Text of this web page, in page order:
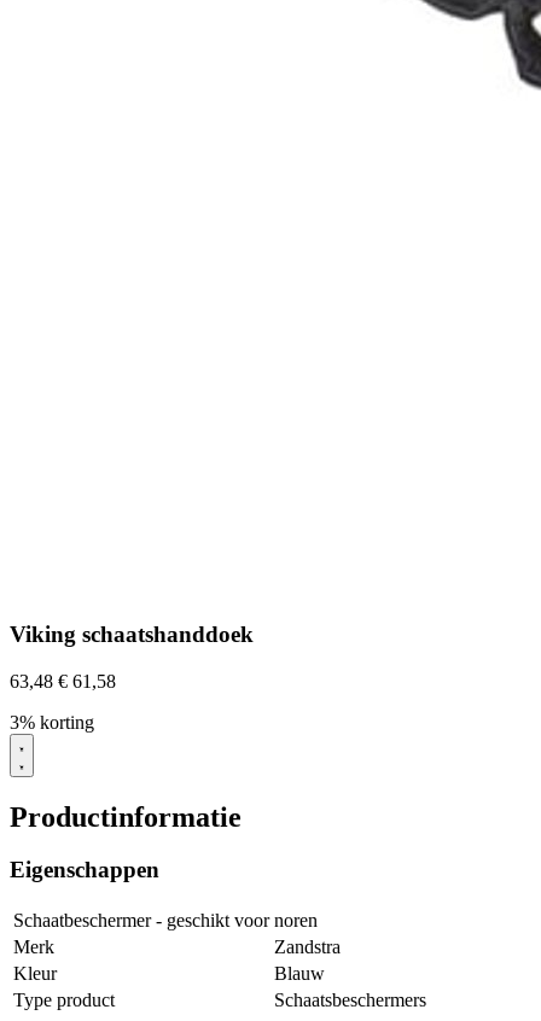
Viking schaatshanddoek
63,48 € 61,58
3% korting
Productinformatie
Eigenschappen
Schaatbeschermer - geschikt voor noren
Merk
Zandstra
Kleur
Blauw
Type product
Schaatsbeschermers